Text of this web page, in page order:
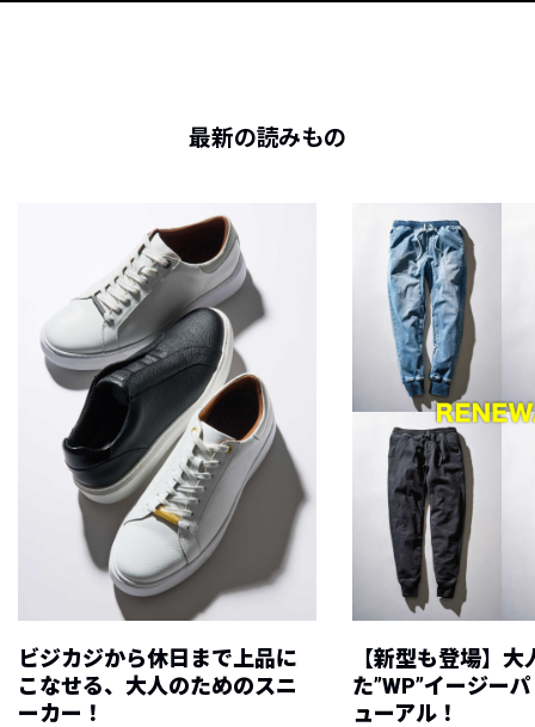
最新の読みもの
ビジカジから休日まで上品に
こなせる、大人のためのスニ
ーカー！
【新型も登場】大
た”WP”イージー
ューアル！